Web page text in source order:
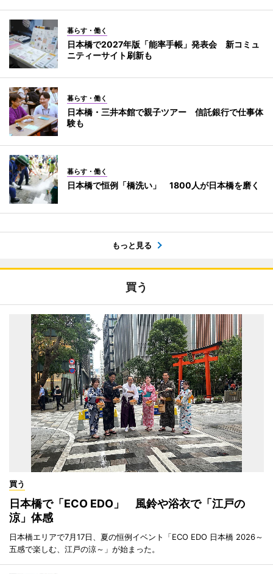
暮らす・働く
日本橋で2027年版「能率手帳」発表会 新コミュ
ニティーサイト刷新も
暮らす・働く
日本橋・三井本館で親子ツアー 信託銀行で仕事体
験も
暮らす・働く
日本橋で恒例「橋洗い」 1800人が日本橋を磨く
もっと見る
買う
買う
日本橋で「ECO EDO」 風鈴や浴衣で「江戸の
涼」体感
日本橋エリアで7月17日、夏の恒例イベント「ECO EDO 日本橋 2026～
五感で楽しむ、江戸の涼～」が始まった。